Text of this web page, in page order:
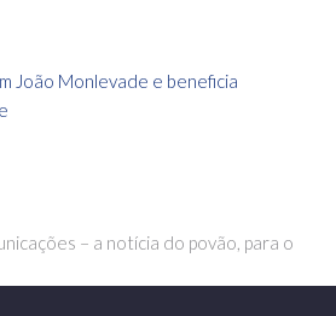
João Monlevade e beneficia
– a notícia do povão, para o